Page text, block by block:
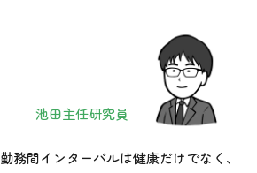
池田主任研究員
勤務間インターバルは健康だけでなく、